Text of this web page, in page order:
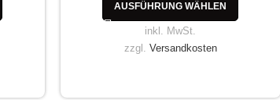
AUSFÜHRUNG WÄHLEN
inkl. MwSt.
zzgl. Versandkosten